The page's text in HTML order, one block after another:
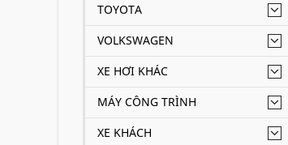
TOYOTA
VOLKSWAGEN
XE HƠI KHÁC
MÁY CÔNG TRÌNH
XE KHÁCH